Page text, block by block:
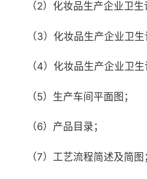
（2）化妆品生产企业卫生
（3）化妆品生产企业卫生
（4）化妆品生产企业卫
（5）生产车间平面图；
（6）产品目录；
（7）工艺流程简述及简图